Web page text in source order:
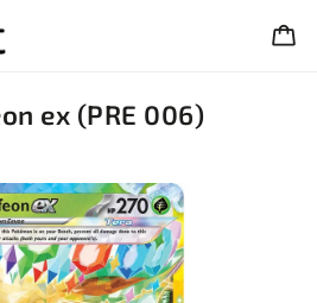
ex (PRE 006)